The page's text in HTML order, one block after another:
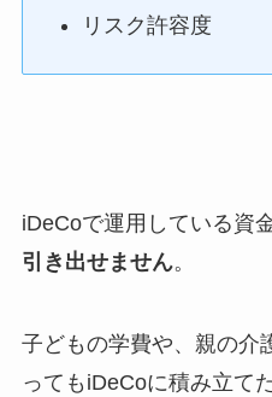
リスク許容度
iDeCoで運用している資
引き出せません。
子どもの学費や、親の介
ってもiDeCoに積み立て